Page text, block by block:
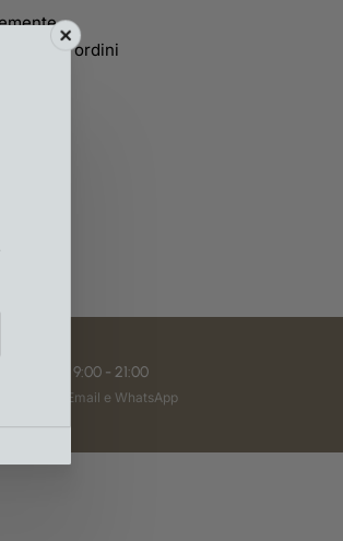
degli ordini
Assistenza 9:00 - 21:00
Assistenza Email e WhatsApp